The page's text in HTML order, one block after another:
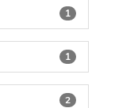
1
1
2